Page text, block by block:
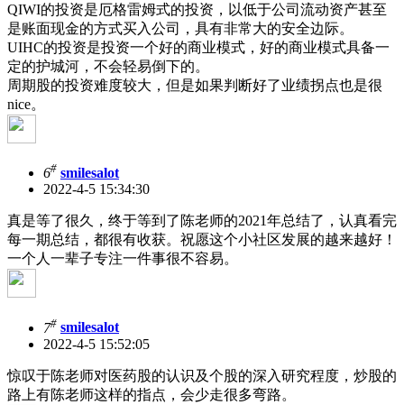
QIWI的投资是厄格雷姆式的投资，以低于公司流动资产甚至
是账面现金的方式买入公司，具有非常大的安全边际。
UIHC的投资是投资一个好的商业模式，好的商业模式具备一
定的护城河，不会轻易倒下的。
周期股的投资难度较大，但是如果判断好了业绩拐点也是很
nice。
6# smilesalot
2022-4-5 15:34:30
真是等了很久，终于等到了陈老师的2021年总结了，认真看完
每一期总结，都很有收获。祝愿这个小社区发展的越来越好！
一个人一辈子专注一件事很不容易。
7# smilesalot
2022-4-5 15:52:05
惊叹于陈老师对医药股的认识及个股的深入研究程度，炒股的
路上有陈老师这样的指点，会少走很多弯路。